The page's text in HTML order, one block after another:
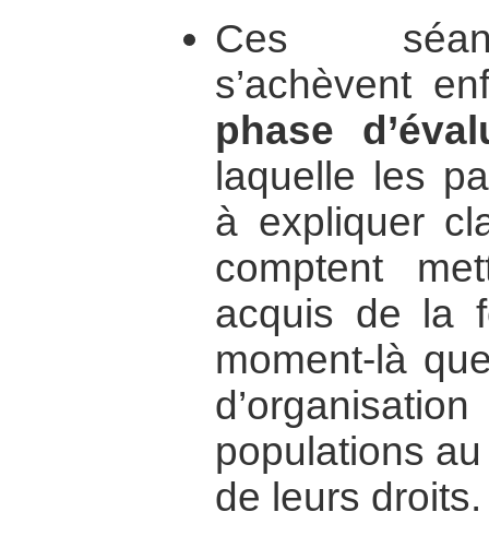
Ces
s’achèvent
phase
laquelle les
à expliquer
comptent
acquis de la
moment-là
populations
de leurs droits.